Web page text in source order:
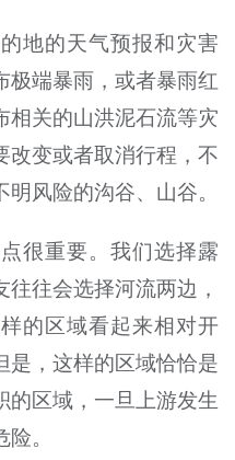
地的天气预报和灾害
极端暴雨，或者暴雨红
相关的山洪泥石流等灾
改变或者取消行程，不
风险的沟谷、山谷。
很重要。我们选择露
往会选择河流两边，
的区域看起来相对开
是，这样的区域恰恰是
的区域，一旦上游发生
。